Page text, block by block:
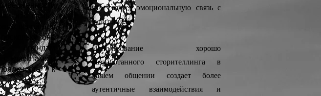
из самых
целей для
она
клиентами и
к
что создает эмоциональную связь с
аудиторией.
Использование хорошо
разработанного сторителлинга в
вашем общении создает более
аутентичные взаимодействия и